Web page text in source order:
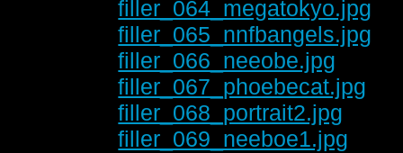
filler_064_megatokyo.jpg
filler_065_nnfbangels.jpg
filler_066_neeobe.jpg
filler_067_phoebecat.jpg
filler_068_portrait2.jpg
filler_069_neeboe1.jpg